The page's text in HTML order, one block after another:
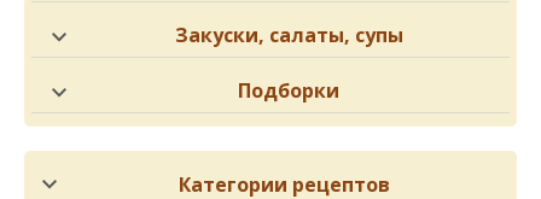
Закуски, салаты, супы
Подборки
Категории рецептов